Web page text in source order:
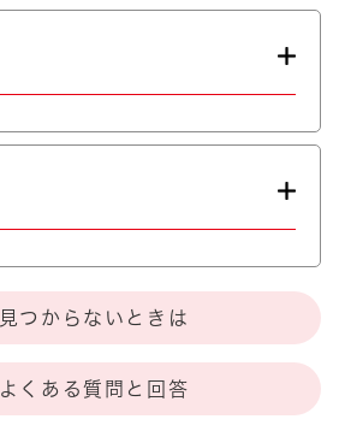
見つからないときは
よくある質問と回答